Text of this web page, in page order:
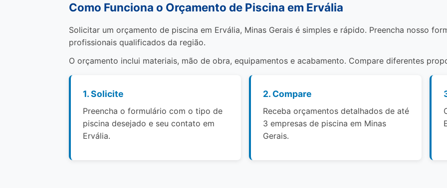
Como Funciona o Orçamento de Piscina em Ervália
Solicitar um orçamento de piscina em Ervália, Minas Gerais é simples e rápido. Preencha nosso
profissionais qualificados da região.
O orçamento inclui materiais, mão de obra, equipamentos e acabamento. Compare diferentes
1. Solicite
Preencha o formulário com o tipo de
piscina desejado e seu contato em
Ervália.
2. Compare
Receba orçamentos detalhados de até
3 empresas de piscina em Minas
Gerais.